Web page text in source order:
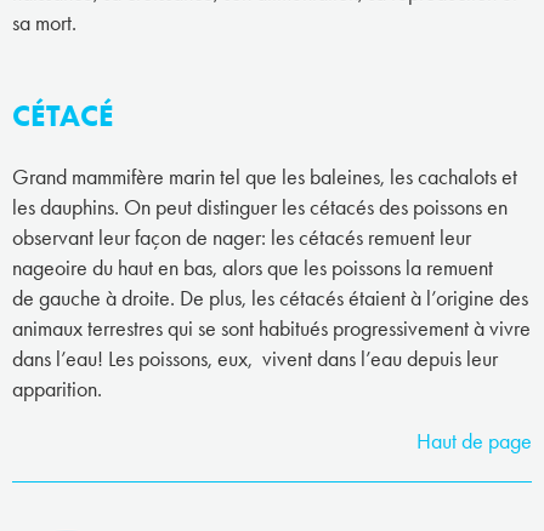
sa mort.
CÉTACÉ
Grand mammifère marin tel que les baleines, les cachalots et
les dauphins. On peut distinguer les cétacés des poissons en
observant leur façon de nager: les cétacés remuent leur
nageoire du haut en bas, alors que les poissons la remuent
de gauche à droite. De plus, les cétacés étaient à l’origine des
animaux terrestres qui se sont habitués progressivement à vivre
dans l’eau! Les poissons, eux, vivent dans l’eau depuis leur
apparition.
Haut de page